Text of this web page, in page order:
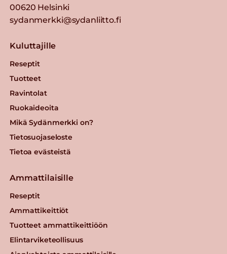
00620 Helsinki
sydanmerkki@sydanliitto.fi
Kuluttajille
Reseptit
Tuotteet
Ravintolat
Ruokaideoita
Mikä Sydänmerkki on?
Tietosuojaseloste
Tietoa evästeistä
Ammattilaisille
Reseptit
Ammattikeittiöt
Tuotteet ammattikeittiöön
Elintarviketeollisuus